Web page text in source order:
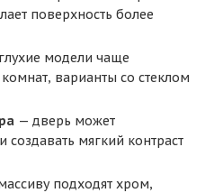
поверхность более
модели чаще
варианты со стеклом
— дверь может
создавать мягкий контраст
подходят хром,